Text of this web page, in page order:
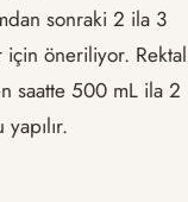
sonraki 2 ila 3
için öneriliyor. Rektal
saatte 500 mL ila 2